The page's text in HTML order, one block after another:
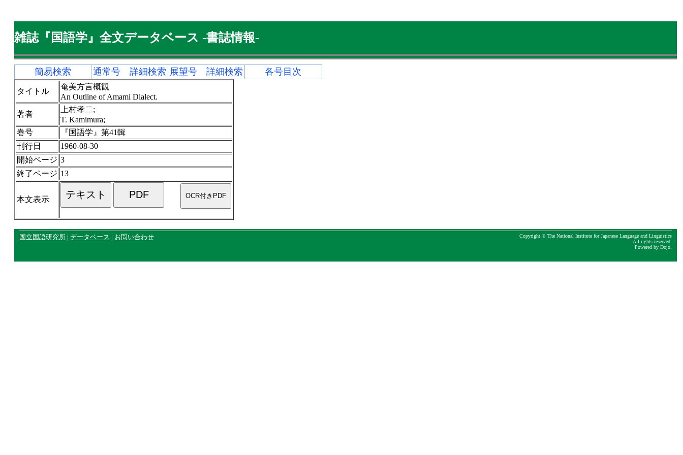
雑誌『国語学』全文データベース -書誌情報-
簡易検索 通常号 詳細検索 展望号 詳細検索 各号目次
タイトル
奄美方言概観
An Outline of Amami Dialect.
著者
上村孝二;
T. Kamimura;
巻号
『国語学』第41輯
刊行日
1960-08-30
開始ページ 3
終了ページ 13
本文表示
国立国語研究所 | データベース | お問い合わせ
Copyright © The National Institute for Japanese Language and Linguistics
All rights reserved.
Powered by Dojo